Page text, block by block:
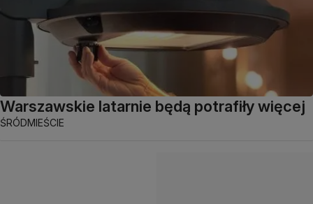
Warszawskie latarnie będą potrafiły więcej
ŚRÓDMIEŚCIE